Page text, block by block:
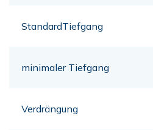
StandardTiefgang
minimaler Tiefgang
Verdrängung